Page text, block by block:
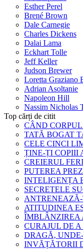
Esther Perel
Brené Brown
Dale Carnegie
Charles Dickens
Dalai Lama
Eckhart Tolle
Jeff Keller
Judson Brewer
Loretta Graziano
Adrian Asoltanie
Napoleon Hill
Nassim Nicholas
Top cărți de citit
CÂND
TATĂ BOGAT
CELE CINCI
ȚINE-ȚI COPIII
CREIERUL
PUTEREA
INTELIGENȚA
SECRETELE
ATITUDINEA
ÎMBLÂNZIREA
CURAJUL DE
DRAGĂ,
INVĂȚĂTORII